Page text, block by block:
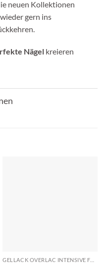
neuen Kollektionen
gern ins
Nägelkreieren
GELLACK OVERLAC INTENSIVE FARBEN, PERFEKTE DECKKRAFT